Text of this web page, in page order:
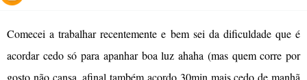
Comecei a trabalhar recentemente e bem sei da dificuldade que é
acordar cedo só para apanhar boa luz ahaha (mas quem corre por